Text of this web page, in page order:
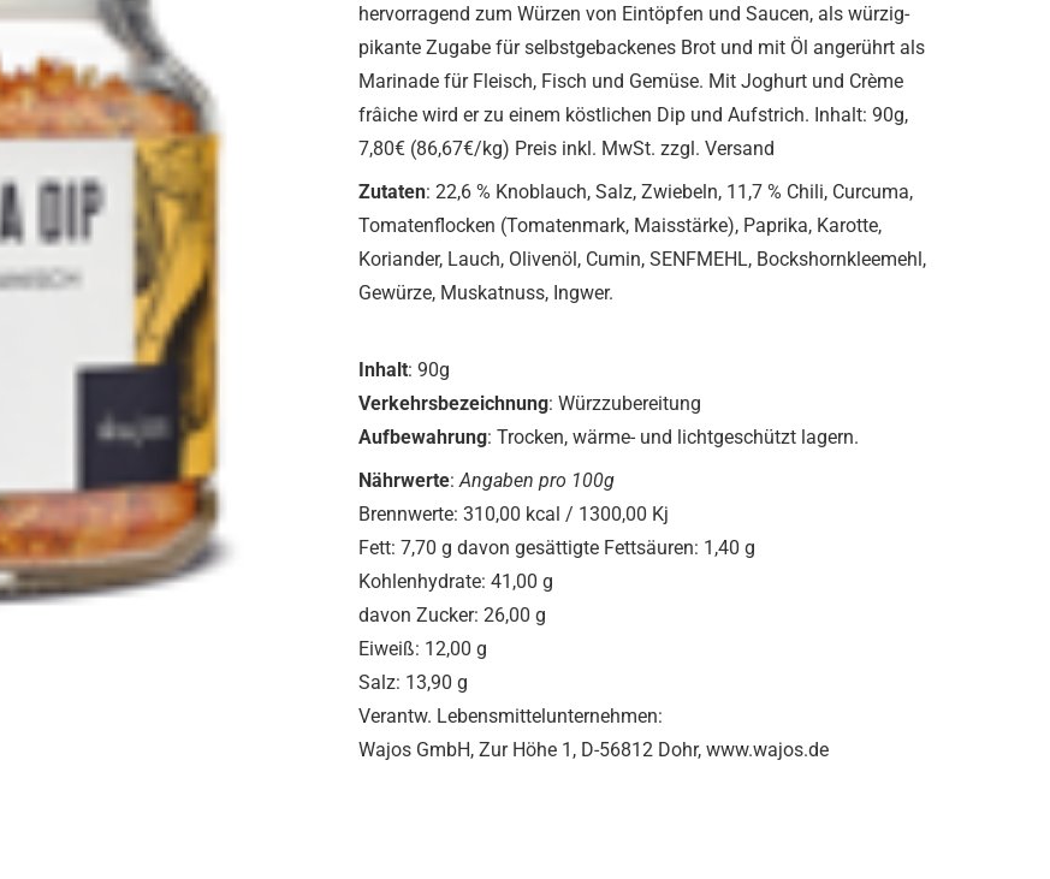
hervorragend zum Würzen von Eintöpfen und Saucen, als würzig-
pikante Zugabe für selbstgebackenes Brot und mit Öl angerührt als
Marinade für Fleisch, Fisch und Gemüse. Mit Joghurt und Crème
frâiche wird er zu einem köstlichen Dip und Aufstrich. Inhalt: 90g,
7,80€ (86,67€/kg) Preis inkl. MwSt. zzgl. Versand
Zutaten: 22,6 % Knoblauch, Salz, Zwiebeln, 11,7 % Chili, Curcuma,
Tomatenflocken (Tomatenmark, Maisstärke), Paprika, Karotte,
Koriander, Lauch, Olivenöl, Cumin, SENFMEHL, Bockshornkleemehl,
Gewürze, Muskatnuss, Ingwer.
Inhalt: 90g
Verkehrsbezeichnung: Würzzubereitung
Aufbewahrung: Trocken, wärme- und lichtgeschützt lagern.
Nährwerte: Angaben pro 100g
Brennwerte: 310,00 kcal / 1300,00 Kj
Fett: 7,70 g davon gesättigte Fettsäuren: 1,40 g
Kohlenhydrate: 41,00 g
davon Zucker: 26,00 g
Eiweiß: 12,00 g
Salz: 13,90 g
Verantw. Lebensmittelunternehmen:
Wajos GmbH, Zur Höhe 1, D-56812 Dohr, www.wajos.de